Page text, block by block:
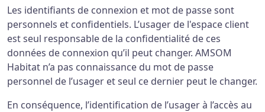
Les identifiants de connexion et mot de passe sont
personnels et confidentiels. L’usager de l'espace client
est seul responsable de la confidentialité de ces
données de connexion qu’il peut changer. AMSOM
Habitat n’a pas connaissance du mot de passe
personnel de l’usager et seul ce dernier peut le changer.
En conséquence, l’identification de l’usager à l’accès au